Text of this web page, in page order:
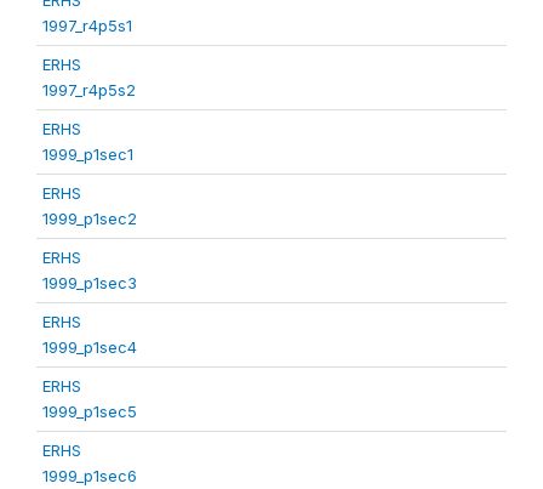
1997_r4p5s1
ERHS
1997_r4p5s2
ERHS
1999_p1sec1
ERHS
1999_p1sec2
ERHS
1999_p1sec3
ERHS
1999_p1sec4
ERHS
1999_p1sec5
ERHS
1999_p1sec6